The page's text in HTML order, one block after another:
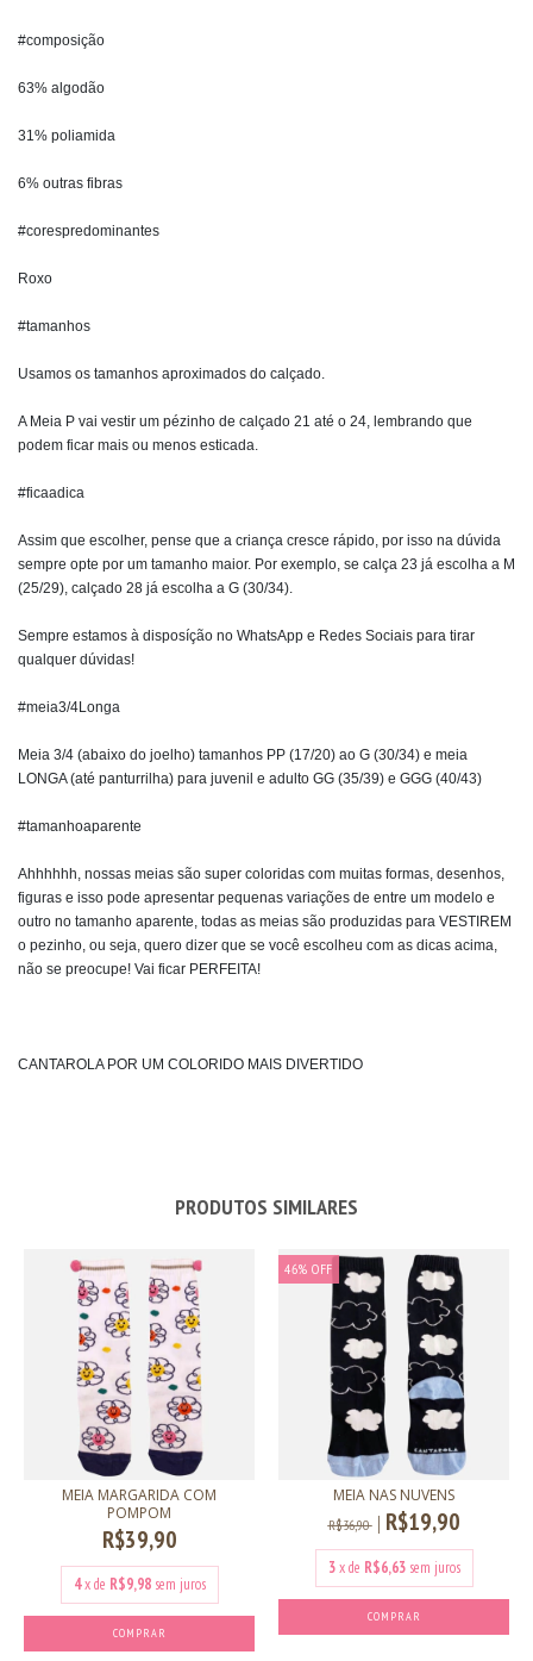
#composição
63% algodão
31% poliamida
6% outras fibras
#corespredominantes
Roxo
#tamanhos
Usamos os tamanhos aproximados do calçado.
A Meia P vai vestir um pézinho de calçado 21 até o 24, lembrando que
podem ficar mais ou menos esticada.
#ficaadica
Assim que escolher, pense que a criança cresce rápido, por isso na dúvida
sempre opte por um tamanho maior. Por exemplo, se calça 23 já escolha a M
(25/29), calçado 28 já escolha a G (30/34).
Sempre estamos à disposíção no WhatsApp e Redes Sociais para tirar
qualquer dúvidas!
#meia3/4Longa
Meia 3/4 (abaixo do joelho) tamanhos PP (17/20) ao G (30/34) e meia
LONGA (até panturrilha) para juvenil e adulto GG (35/39) e GGG (40/43)
#tamanhoaparente
Ahhhhhh, nossas meias são super coloridas com muitas formas, desenhos,
figuras e isso pode apresentar pequenas variações de entre um modelo e
outro no tamanho aparente, todas as meias são produzidas para VESTIREM
o pezinho, ou seja, quero dizer que se você escolheu com as dicas acima,
não se preocupe! Vai ficar PERFEITA!
CANTAROLA POR UM COLORIDO MAIS DIVERTIDO
PRODUTOS SIMILARES
MEIA MARGARIDA COM
POMPOM
R$39,90
4 x de R$9,98 sem juros
COMPRAR
46% OFF
MEIA NAS NUVENS
R$36,90 R$19,90
3 x de R$6,63 sem juros
COMPRAR